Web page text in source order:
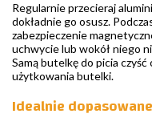
Regularnie przecieraj
dokładnie go osusz.
zabezpieczenie
uchwycie lub wokół niego
Samą butelkę do picia
użytkowania butelki.
Idealnie